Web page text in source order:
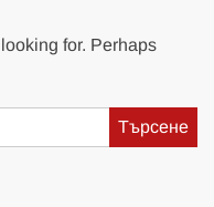
for. Perhaps
Търсене
за: